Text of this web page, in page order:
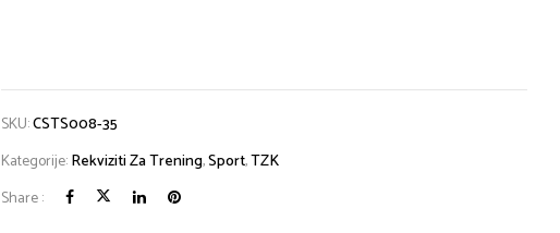
SKU:CSTS008-35
Kategorije:Rekviziti Za Trening,Sport,TZK
Share :